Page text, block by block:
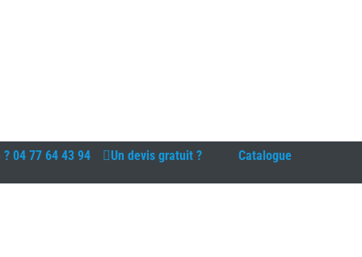
? 04 77 64 43 94 Un devis gratuit ? Catalogue